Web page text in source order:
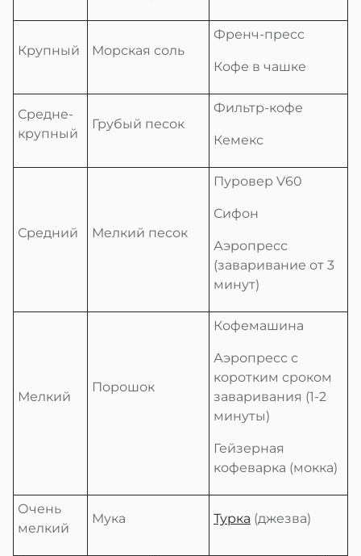
Крупный Морская соль
Френч-пресс
Кофе в чашке
Средне-
крупный
Грубый песок
Фильтр-кофе
Кемекс
Средний Мелкий песок
Пуровер V60
Сифон
Аэропресс
(заваривание от 3
минут)
Мелкий
Порошок
Кофемашина
Аэропресс с
коротким сроком
заваривания (1-2
минуты)
Гейзерная
кофеварка (мокка)
Очень
мелкий
Мука Турка (джезва)